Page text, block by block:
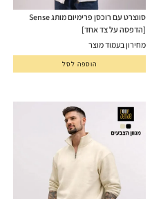
סווצרט עם רוכסן פרימיום מותג Sense
[הדפסה על צד אחד]
מחירון בעמוד מוצר
הוספה לסל